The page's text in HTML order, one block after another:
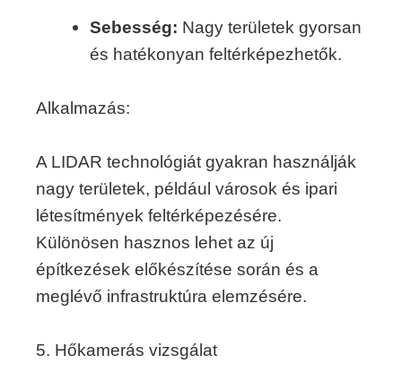
Sebesség: Nagy területek gyorsan
és hatékonyan feltérképezhetők.
Alkalmazás:
A LIDAR technológiát gyakran használják
nagy területek, például városok és ipari
létesítmények feltérképezésére.
Különösen hasznos lehet az új
építkezések előkészítése során és a
meglévő infrastruktúra elemzésére.
5. Hőkamerás vizsgálat